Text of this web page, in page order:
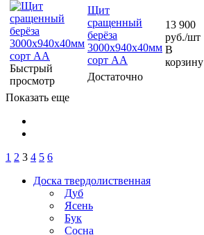
Быстрый
просмотр
Щит
сращенный
берёза
3000х940х40мм
сорт АА
Достаточно
13 900
руб./шт
В
корзину
Показать еще
1 2 3 4 5 6
Доска твердолиственная
Дуб
Ясень
Бук
Сосна